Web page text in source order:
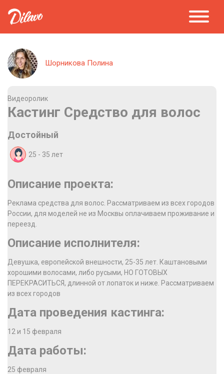
Шорникова Полина
Видеоролик
Кастинг Средство для волос
Достойный
25 - 35 лет
Описание проекта:
Реклама средства для волос. Рассматриваем из всех городов
России, для моделей не из Москвы оплачиваем проживание и
переезд.
Описание исполнителя:
Девушка, европейской внешности, 25-35 лет. Каштановыми
хорошими волосами, либо русыми, НО ГОТОВЫХ
ПЕРЕКРАСИТЬСЯ, длинной от лопаток и ниже. Рассматриваем
из всех городов
Дата проведения кастинга:
12 и 15 февраля
Дата работы:
25 февраля